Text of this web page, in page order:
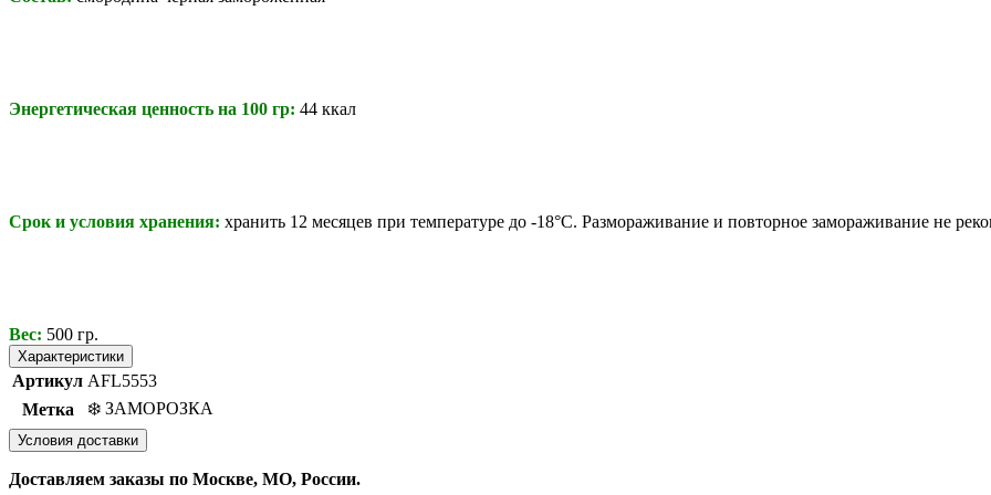
Энергетическая ценность на 100 гр: 44 ккал
Срок и условия хранения: хранить 12 месяцев при температуре до -18°C. Размораживание и повторное замораживание не
Вес: 500 гр.
Характеристики
Артикул AFL5553
Метка
❄️ ЗАМОРОЗКА
Условия доставки
Доставляем заказы по Москве, МО, России.